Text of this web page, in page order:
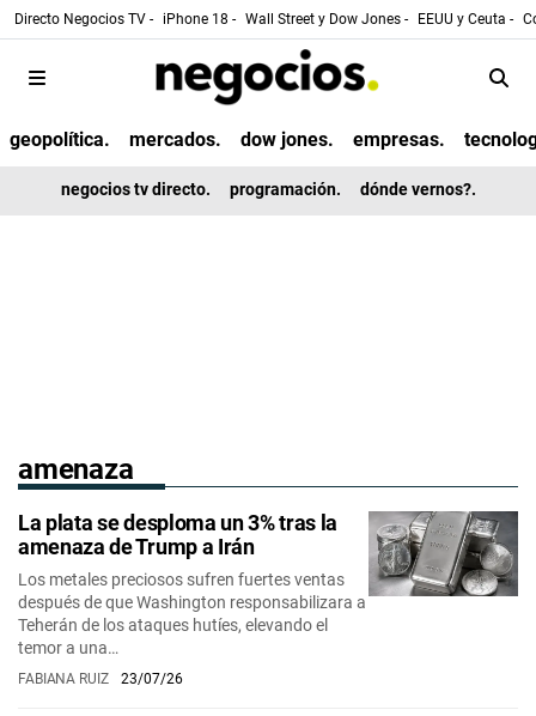
Directo Negocios TV - iPhone 18 - Wall Street y Dow Jones - EEUU y Ceuta -
geopolítica. mercados. dow jones. empresas.
negocios tv directo. programación. dónde vernos?.
amenaza
La plata se desploma un 3% tras la
amenaza de Trump a Irán
Los metales preciosos sufren fuertes ventas
después de que Washington responsabilizara a
Teherán de los ataques hutíes, elevando el
temor a una…
FABIANA RUIZ 23/07/26